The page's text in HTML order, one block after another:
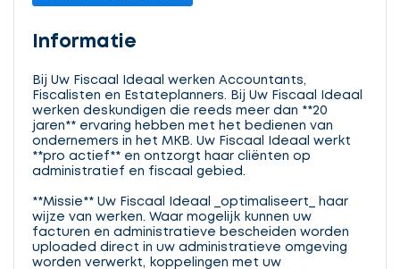
Informatie
Bij Uw Fiscaal Ideaal werken Accountants,
Fiscalisten en Estateplanners. Bij Uw Fiscaal Ideaal
werken deskundigen die reeds meer dan **20
jaren** ervaring hebben met het bedienen van
ondernemers in het MKB. Uw Fiscaal Ideaal werkt
**pro actief** en ontzorgt haar cliënten op
administratief en fiscaal gebied.
**Missie** Uw Fiscaal Ideaal _optimaliseert_ haar
wijze van werken. Waar mogelijk kunnen uw
facturen en administratieve bescheiden worden
uploaded direct in uw administratieve omgeving
worden verwerkt, koppelingen met uw